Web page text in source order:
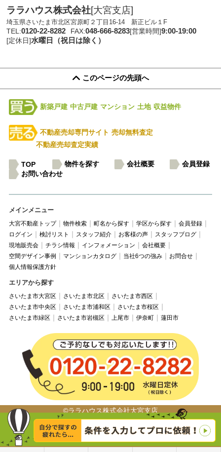
ララハウス株式会社[大宮支店]
埼玉県さいたま市北区宮原町２丁目16-14 新正ビル１F
TEL:0120-22-8282 FAX:048-666-8283[営業時間]9:00-19:00
[定休日]水曜日（祝日は除く）
このページの先頭へ
新築戸建 中古戸建 マンション 土地 収益物件
不動産売却専門サイト 売却無料査定
不動産売却査定実績
TOP 物件を探す 会社概要
会員登録
お問い合わせ
メインメニュー
大宮不動産トップ 物件検索 町名から探す 学区から探す
会員登録
ログイン
検討リスト スタッフ紹介 お客様の声
スタッフブログ
現地販売会
チラシ情報 インフォメーション
会社概要
空間デザイン事例
マンションカタログ 当社6つの強み
お問合せ
個人情報保護方針
エリアから探す
さいたま市大宮区 さいたま市北区
さいたま市西区
さいたま市中央区
さいたま市浦和区
さいたま市桜区
さいたま市緑区
さいたま市岩槻区 上尾市 伊奈町 蓮田市
©ララハウス株式会社大宮支店